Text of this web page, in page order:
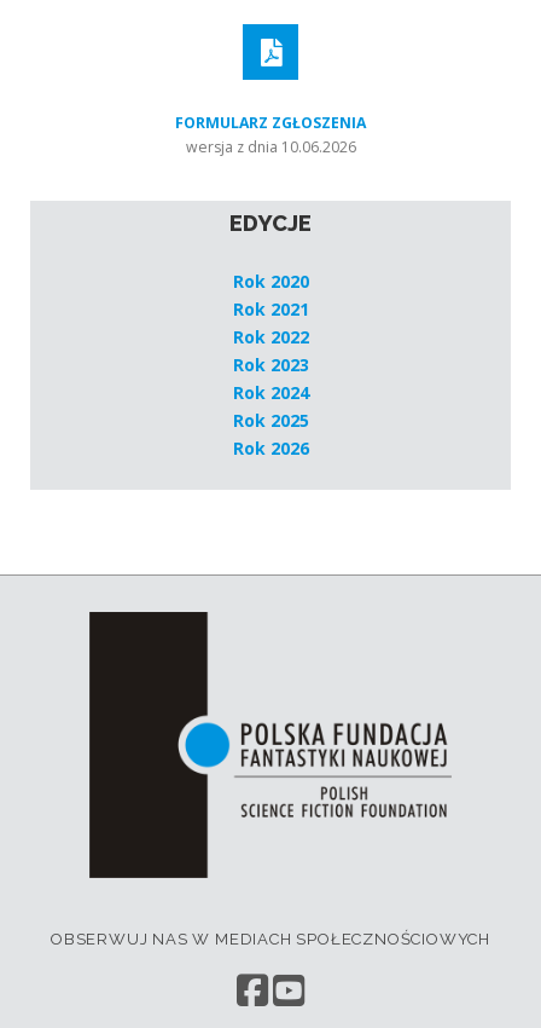
FORMULARZ ZGŁOSZENIA
wersja z dnia 10.06.2026
EDYCJE
Rok 2020
Rok 2021
Rok 2022
Rok 2023
Rok 2024
Rok 2025
Rok 2026
OBSERWUJ NAS W MEDIACH SPOŁECZNOŚCIOWYCH